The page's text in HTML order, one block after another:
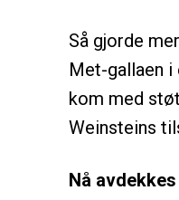
Så gjorde
Met-gallaen i
kom med
Weinsteins
Nå